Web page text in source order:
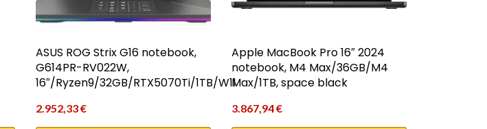
ASUS ROG Strix G16 notebook,
G614PR-RV022W,
16″/Ryzen9/32GB/RTX5070Ti/1TB/W11
2.952,33€
Apple MacBook Pro 16″ 2024
notebook, M4 Max/36GB/M4
Max/1TB, space black
3.867,94€